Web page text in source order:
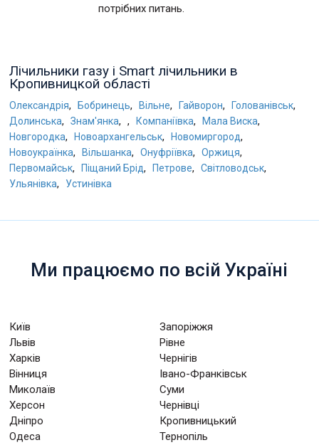
потрібних питань.
Лічильники газу і Smart лічильники в
Кропивницкой області
Олександрія, Бобринець, Вільне, Гайворон, Голованівськ,
Долинська, Знам'янка, , Компаніївка, Мала Виска,
Новгородка, Новоархангельськ, Новомиргород,
Новоукраїнка, Вільшанка, Онуфріївка, Оржиця,
Первомайськ, Піщаний Брід, Петрове, Світловодськ,
Ульянівка, Устинівка
Ми працюємо по всій Україні
Київ
Запоріжжя
Львів
Рівне
Харків
Чернігів
Вінниця
Івано-Франківськ
Миколаїв
Суми
Херсон
Чернівці
Дніпро
Кропивницький
Одеса
Тернопіль